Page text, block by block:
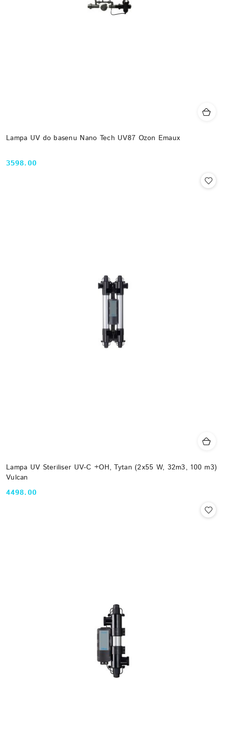
Lampa UV do basenu Nano Tech UV87 Ozon Emaux
Cena:
3598.00
Lampa UV Steriliser UV-C +OH, Tytan (2x55 W, 32m3, 100 m3)
Vulcan
Cena:
4498.00